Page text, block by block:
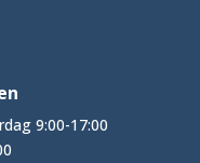
9:00-17:00